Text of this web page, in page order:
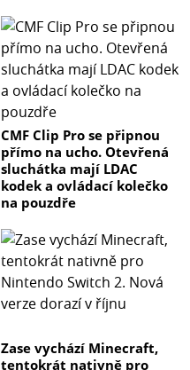
CMF Clip Pro se připnou
přímo na ucho. Otevřená
sluchátka mají LDAC
kodek a ovládací kolečko
na pouzdře
Zase vychází Minecraft,
tentokrát nativně pro